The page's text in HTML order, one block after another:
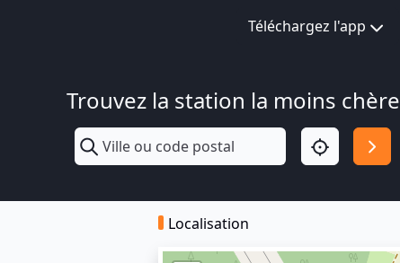
Téléchargez l'app
Trouvez la station la moins chère
Localisation